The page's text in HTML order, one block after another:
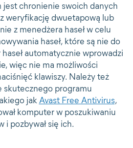
jest chronienie swoich danych
weryfikację dwuetapową lub
z menedżera haseł w celu
haseł, które są nie do
automatycznie wprowadzi
więc nie ma możliwości
klawiszy. Należy też
skutecznego programu
jakAvast Free Antivirus,
komputer w poszukiwaniu
i pozbywał się ich.